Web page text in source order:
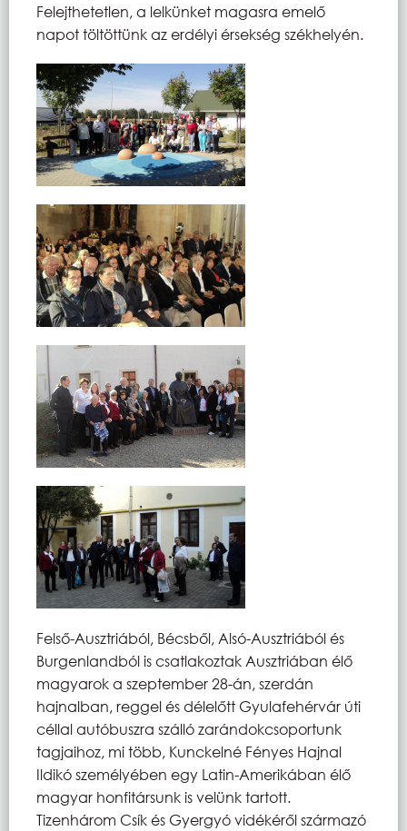
Felejthetetlen, a lelkünket magasra emelő
napot töltöttünk az erdélyi érsekség székhelyén.
Felső-Ausztriából, Bécsből, Alsó-Ausztriából és
Burgenlandból is csatlakoztak Ausztriában élő
magyarok a szeptember 28-án, szerdán
hajnalban, reggel és délelőtt Gyulafehérvár úti
céllal autóbuszra szálló zarándokcsoportunk
tagjaihoz, mi több, Kunckelné Fényes Hajnal
Ildikó személyében egy Latin-Amerikában élő
magyar honfitársunk is velünk tartott.
Tizenhárom Csík és Gyergyó vidékéről származó